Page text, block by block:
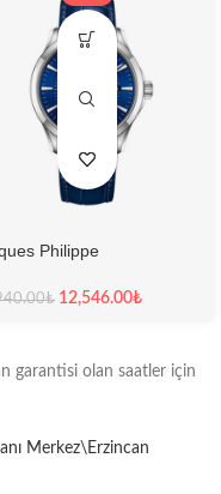
Philippe
₺ 12,546.00₺
garantisi olan saatler için
Merkez\Erzincan